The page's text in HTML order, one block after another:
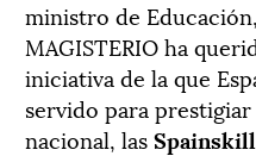
ministro de
MAGISTERIO ha
iniciativa de la que
servido para
nacional, lasSpainskill